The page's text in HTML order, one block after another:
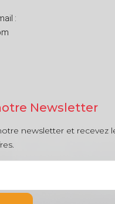
:
Newsletter
newsletter et recevez